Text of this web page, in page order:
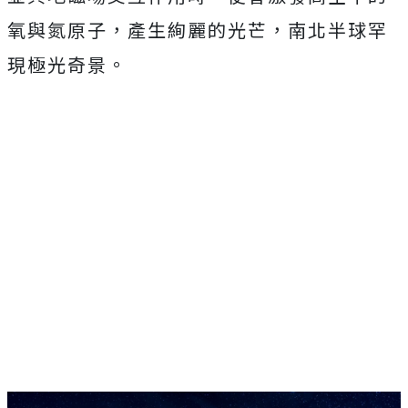
氧與氮原子，產生絢麗的光芒，南北半球罕
現極光奇景。